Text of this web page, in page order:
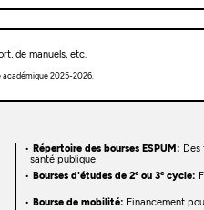
de manuels, etc.
académique 2025-2026.
Répertoire des bourses ESPUM: Des
santé publique
Bourses d'études de 2eou 3ecycle:
Bourse de mobilité: Financement